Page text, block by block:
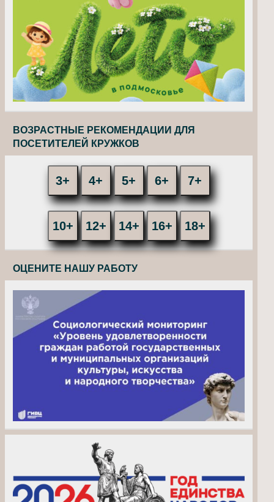
ВОЗРАСТНЫЕ РЕКОМЕНДАЦИИ ДЛЯ
ПОСЕТИТЕЛЕЙ КРУЖКОВ
3+ 4+ 5+ 6+ 7+
10+ 12+ 14+ 16+ 18+
ОЦЕНИТЕ НАШУ РАБОТУ